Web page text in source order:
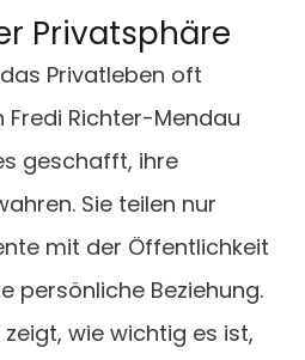
Privatsphäre
Privatleben oft
Richter-Mendau
geschafft, ihre
Sie teilen nur
mit der Öffentlichkeit
persönliche Beziehung.
wie wichtig es ist,